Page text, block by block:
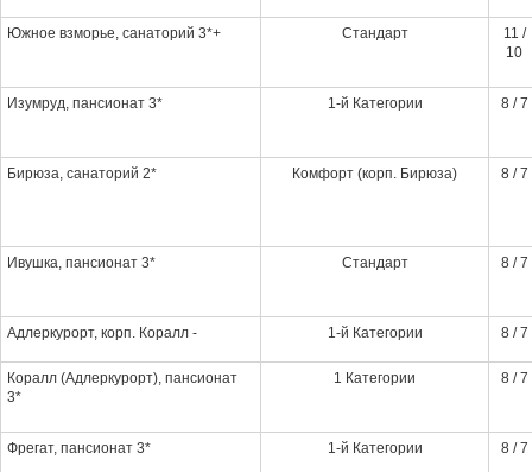
Южное взморье, санаторий 3*+ Стандарт
11 /
10
Изумруд, пансионат 3* 1-й Категории 8 / 7
Бирюза, санаторий 2* Комфорт (корп. Бирюза) 8 / 7
Ивушка, пансионат 3* Стандарт 8 / 7
Адлеркурорт, корп. Коралл - 1-й Категории 8 / 7
Коралл (Адлеркурорт), пансионат
3*
1 Категории 8 / 7
Фрегат, пансионат 3* 1-й Категории 8 / 7